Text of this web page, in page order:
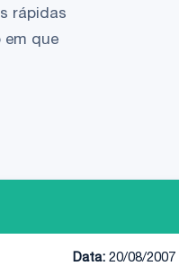
rápidas
em que
Data: 20/08/2007